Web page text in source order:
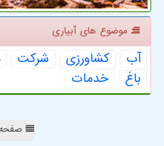
موضوع های آبیاری
آب كشاورزی شركت
باغ
خدمات
صفحه